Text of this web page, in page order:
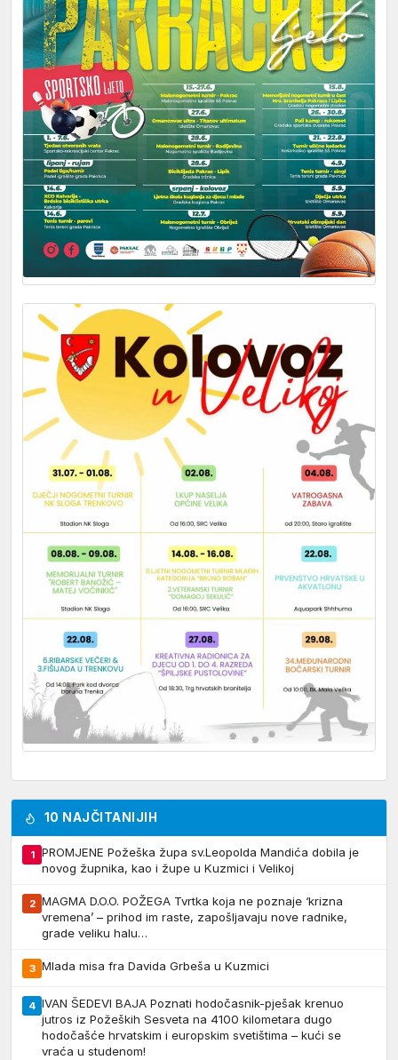
10 NAJČITANIJIH
1
PROMJENE Požeška župa sv.Leopolda Mandića dobila je
novog župnika, kao i župe u Kuzmici i Velikoj
2 MAGMA D.O.O. POŽEGA Tvrtka koja ne poznaje ‘krizna
vremena’ – prihod im raste, zapošljavaju nove radnike,
grade veliku halu…
3 Mlada misa fra Davida Grbeša u Kuzmici
4 IVAN ŠEDEVI BAJA Poznati hodočasnik-pješak krenuo
jutros iz Požeških Sesveta na 4100 kilometara dugo
hodočašće hrvatskim i europskim svetištima – kući se
vraća u studenom!